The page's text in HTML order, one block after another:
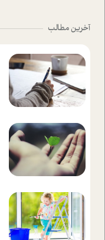
آخرین مطالب